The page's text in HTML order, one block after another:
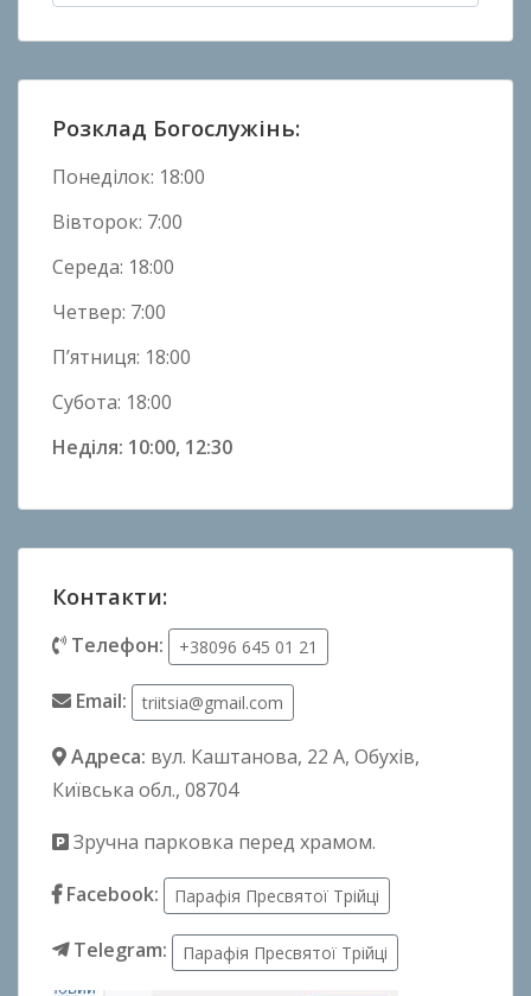
н
Розклад Богослужінь:
Понеділок: 18:00
Вівторок: 7:00
Середа: 18:00
Четвер: 7:00
П’ятниця: 18:00
Субота: 18:00
Неділя: 10:00, 12:30
Контакти:
Телефон: +38096 645 01 21
Email: triitsia@gmail.com
Адреса: вул. Каштанова, 22 А, Обухів,
Київська обл., 08704
Зручна парковка перед храмом.
Facebook:
Парафія Пресвятої Трійці
Telegram: Парафія Пресвятої Трійці